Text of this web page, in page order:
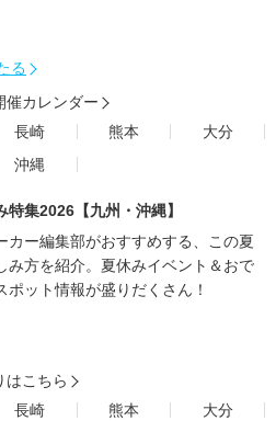
る
催カレンダー
長崎 熊本
大分
沖縄
特集2026【九州・沖縄】
カー編集部がおすすめする、この夏
み方を紹介。夏休みイベント＆おで
ポット情報が盛りだくさん！
はこちら
長崎 熊本
大分